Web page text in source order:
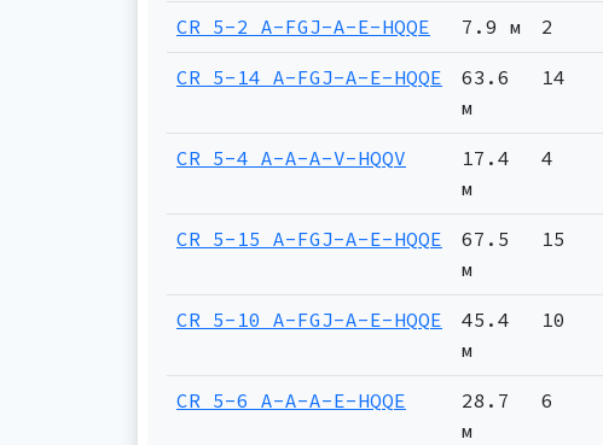
CR 5-2 A-FGJ-A-E-HQQE 7.9 м 2
CR 5-14 A-FGJ-A-E-HQQE
63.6
м
14
CR 5-4 A-A-A-V-HQQV
17.4
м
4
CR 5-15 A-FGJ-A-E-HQQE
67.5
м
15
CR 5-10 A-FGJ-A-E-HQQE
45.4
м
10
CR 5-6 A-A-A-E-HQQE
28.7
м
6